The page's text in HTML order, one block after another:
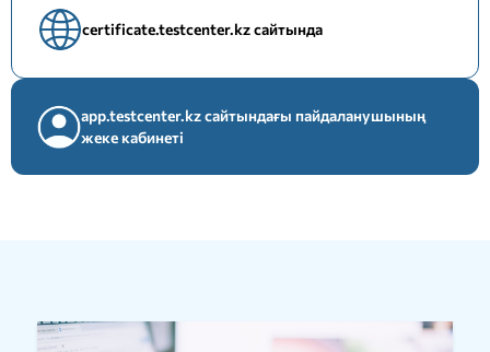
certificate.testcenter.kz сайтында
app.testcenter.kz сайтындағы пайдаланушының
жеке кабинеті